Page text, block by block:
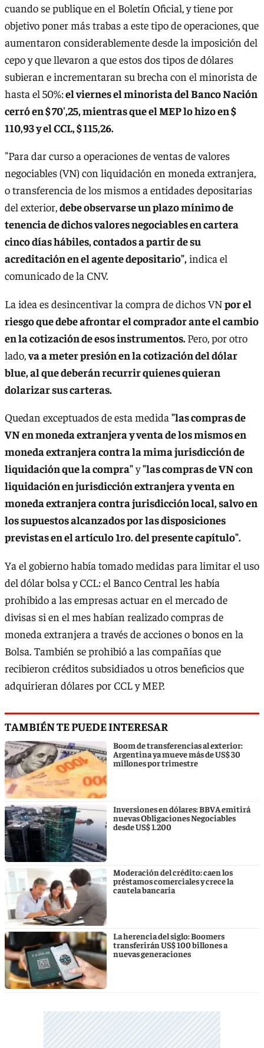
cuando se publique en el Boletín Oficial, y tiene por
objetivo poner más trabas a este tipo de operaciones, que
aumentaron considerablemente desde la imposición del
cepo y que llevaron a que estos dos tipos de dólares
subieran e incrementaran su brecha con el minorista de
hasta el 50%:el viernes el minorista del Banco Nación
cerró en $ 70',25, mientras que el MEP lo hizo en $
110,93 y el CCL, $ 115,26.
"Para dar curso a operaciones de ventas de valores
negociables (VN) con liquidación en moneda extranjera,
o transferencia de los mismos a entidades depositarias
del exterior,debe observarse un plazo mínimo de
tenencia de dichos valores negociables en cartera
cinco días hábiles, contados a partir de su
acreditación en el agente depositario",indica el
comunicado de la CNV.
La idea es desincentivar la compra de dichos VNpor el
riesgo que debe afrontar el comprador ante el cambio
en la cotización de esos instrumentos.Pero, por otro
lado,va a meter presión en la cotización del dólar
blue, al que deberán recurrir quienes quieran
dolarizar sus carteras.
Quedan exceptuados de esta medida "las compras de
VN en moneda extranjera y venta de los mismos en
moneda extranjera contra la mima jurisdicción de
liquidación que la compra"y"las compras de VN con
liquidación en jurisdicción extranjera y venta en
moneda extranjera contra jurisdicción local, salvo en
los supuestos alcanzados por las disposiciones
previstas en el artículo 1ro. del presente capítulo".
Ya el gobierno había tomado medidas para limitar el uso
del dólar bolsa y CCL: el Banco Central les había
prohibido a las empresas actuar en el mercado de
divisas si en el mes habían realizado compras de
moneda extranjera a través de acciones o bonos en la
Bolsa. También se prohibió a las compañías que
recibieron créditos subsidiados u otros beneficios que
adquirieran dólares por CCL y MEP.
TAMBIÉN TE PUEDE INTERESAR
Boom de transferencias al exterior:
Argentina ya mueve más de US$ 30
millones por trimestre
Inversiones en dólares: BBVA emitirá
nuevas Obligaciones Negociables
desde US$ 1.200
Moderación del crédito: caen los
préstamos comerciales y crece la
cautela bancaria
La herencia del siglo: Boomers
transferirán US$ 100 billones a
nuevas generaciones